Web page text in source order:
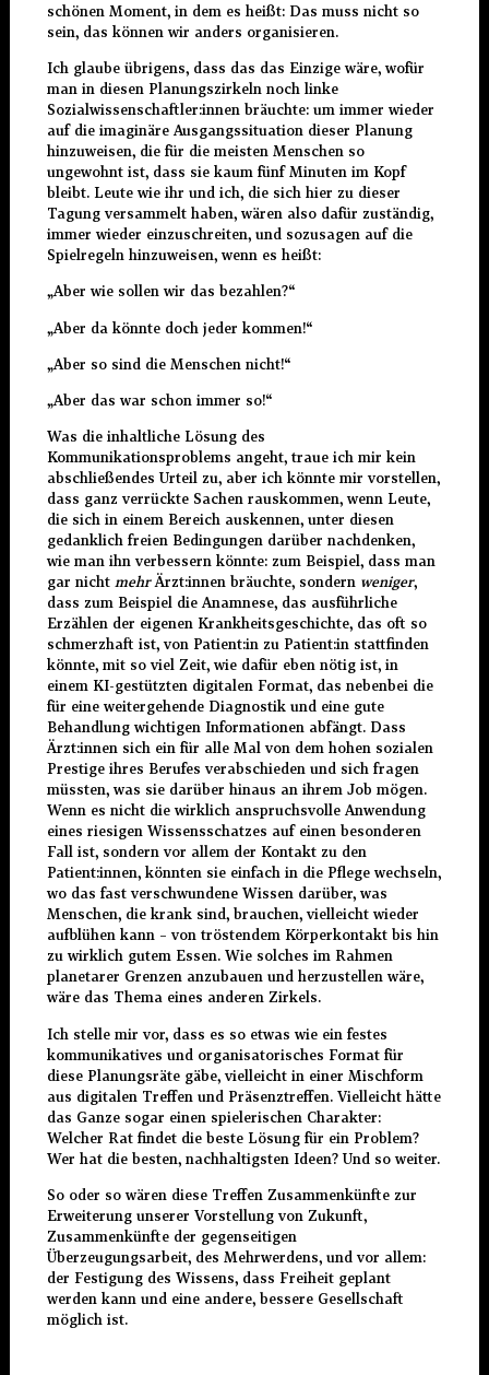
schönen Moment, in dem es heißt: Das muss nicht so
sein, das können wir anders organisieren.
Ich glaube übrigens, dass das das Einzige wäre, wofür
man in diesen Planungszirkeln noch linke
Sozialwissenschaftler:innen bräuchte: um immer wieder
auf die imaginäre Ausgangssituation dieser Planung
hinzuweisen, die für die meisten Menschen so
ungewohnt ist, dass sie kaum fünf Minuten im Kopf
bleibt. Leute wie ihr und ich, die sich hier zu dieser
Tagung versammelt haben, wären also dafür zuständig,
immer wieder einzuschreiten, und sozusagen auf die
Spielregeln hinzuweisen, wenn es heißt:
„Aber wie sollen wir das bezahlen?“
„Aber da könnte doch jeder kommen!“
„Aber so sind die Menschen nicht!“
„Aber das war schon immer so!“
Was die inhaltliche Lösung des
Kommunikationsproblems angeht, traue ich mir kein
abschließendes Urteil zu, aber ich könnte mir vorstellen,
dass ganz verrückte Sachen rauskommen, wenn Leute,
die sich in einem Bereich auskennen, unter diesen
gedanklich freien Bedingungen darüber nachdenken,
wie man ihn verbessern könnte: zum Beispiel, dass man
gar nichtmehrÄrzt:innen bräuchte, sondern weniger,
dass zum Beispiel die Anamnese, das ausführliche
Erzählen der eigenen Krankheitsgeschichte, das oft so
schmerzhaft ist, von Patient:in zu Patient:in stattfinden
könnte, mit so viel Zeit, wie dafür eben nötig ist, in
einem KI-gestützten digitalen Format, das nebenbei die
für eine weitergehende Diagnostik und eine gute
Behandlung wichtigen Informationen abfängt. Dass
Ärzt:innen sich ein für alle Mal von dem hohen sozialen
Prestige ihres Berufes verabschieden und sich fragen
müssten, was sie darüber hinaus an ihrem Job mögen.
Wenn es nicht die wirklich anspruchsvolle Anwendung
eines riesigen Wissensschatzes auf einen besonderen
Fall ist, sondern vor allem der Kontakt zu den
Patient:innen, könnten sie einfach in die Pflege wechseln,
wo das fast verschwundene Wissen darüber, was
Menschen, die krank sind, brauchen, vielleicht wieder
aufblühen kann – von tröstendem Körperkontakt bis hin
zu wirklich gutem Essen. Wie solches im Rahmen
planetarer Grenzen anzubauen und herzustellen wäre,
wäre das Thema eines anderen Zirkels.
Ich stelle mir vor, dass es so etwas wie ein festes
kommunikatives und organisatorisches Format für
diese Planungsräte gäbe, vielleicht in einer Mischform
aus digitalen Treffen und Präsenztreffen. Vielleicht hätte
das Ganze sogar einen spielerischen Charakter:
Welcher Rat findet die beste Lösung für ein Problem?
Wer hat die besten, nachhaltigsten Ideen? Und so weiter.
So oder so wären diese Treffen Zusammenkünfte zur
Erweiterung unserer Vorstellung von Zukunft,
Zusammenkünfte der gegenseitigen
Überzeugungsarbeit, des Mehrwerdens, und vor allem:
der Festigung des Wissens, dass Freiheit geplant
werden kann und eine andere, bessere Gesellschaft
möglich ist.